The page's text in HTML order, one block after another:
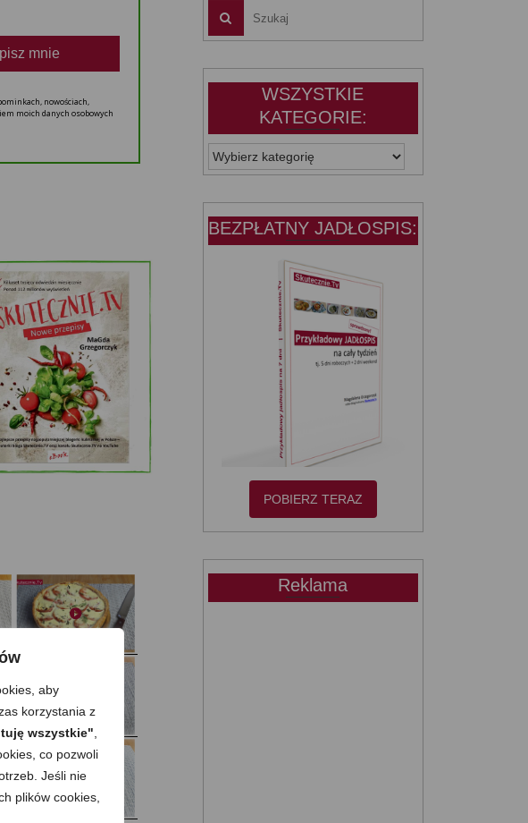
aby
korzystania z
wszystkie"
co pozwoli
Jeśli nie
plików cookies,
mnie
nowościach,
moich danych osobowych
WSZYSTKIE
KATEGORIE:
WSZYSTKIE
KATEGORIE:
BEZPŁATNY JADŁOSPIS:
POBIERZ TERAZ
Reklama